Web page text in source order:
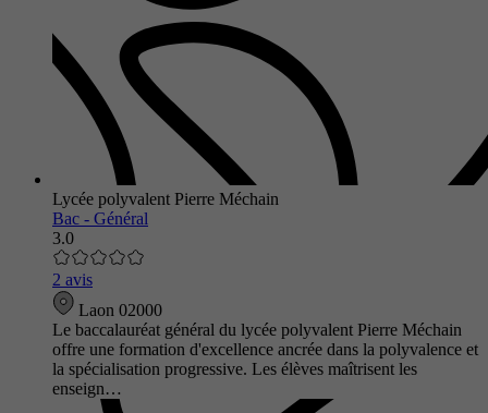
Lycée polyvalent Pierre Méchain
Bac - Général
3.0
2 avis
Laon 02000
Le baccalauréat général du lycée polyvalent Pierre Méchain
offre une formation d'excellence ancrée dans la polyvalence et
la spécialisation progressive. Les élèves maîtrisent les
enseign…